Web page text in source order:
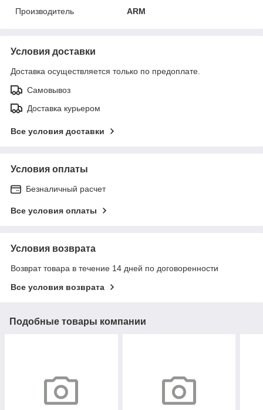
Производитель
ARM
Условия доставки
Доставка осуществляется только по предоплате.
Самовывоз
Доставка курьером
Все условия доставки
Условия оплаты
Безналичный расчет
Все условия оплаты
Условия возврата
Возврат товара в течение 14 дней по договоренности
Все условия возврата
Подобные товары компании